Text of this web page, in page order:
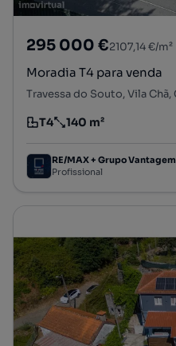
295 000 €2107,14 €/m²
Moradia T4 para venda
Tipologia
T4
Preço por metro quadrado
140 m²
RE/MAX + Grupo Vantagem
Profissional